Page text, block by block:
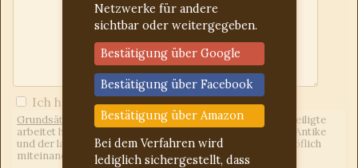
Netzwerke für andere
sichtbar oder weitergegeben.
Bestätigung über Google
Bestätigung über Facebook
Bestätigung über Amazon
Bei dem Verfahren wird
lediglich sichergestellt, dass
Ich habe dieForumregelngelesen
Grundsätzliches:
Wir sind ein freies Forum, d.h. jeder Beteiligte
arbeitet hier unentgeltlich. Uns eint das Interesse an der Antike
und der lateinischen Sprache. Wir gehen freundlich und höflich
miteinander um.